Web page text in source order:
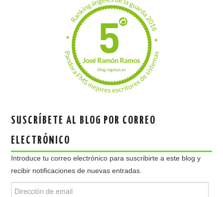
SUSCRÍBETE AL BLOG POR CORREO
ELECTRÓNICO
Introduce tu correo electrónico para suscribirte a este blog y
recibir notificaciones de nuevas entradas.